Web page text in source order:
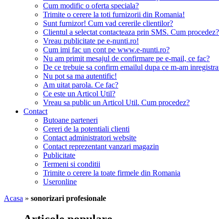
Cum modific o oferta speciala?
Trimite o cerere la toti furnizorii din Romania!
Sunt furnizor! Cum vad cererile clientilor?
Clientul a selectat contacteaza prin SMS. Cum procedez?
Vreau publicitate pe e-nunti.ro!
Cum imi fac un cont pe www.e-nunti.ro?
Nu am primit mesajul de confirmare pe e-mail, ce fac?
De ce trebuie sa confirm emailul dupa ce m-am
Nu pot sa ma autentific!
Am uitat parola. Ce fac?
Ce este un Articol Util?
Vreau sa public un Articol Util. Cum procedez?
Contact
Butoane parteneri
Cereri de la potentiali clienti
Contact administratori website
Contact reprezentant vanzari magazin
Publicitate
Termeni si conditii
Trimite o cerere la toate firmele din Romania
Useronline
Acasa » sonorizari profesionale